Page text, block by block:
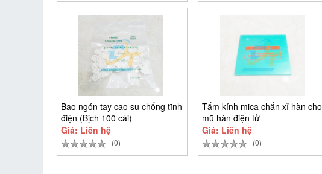
Bao ngón tay cao su chống tĩnh
điện (Bịch 100 cái)
Giá: Liên hệ
(0)
Tấm kính mica chắn xỉ hàn cho
mũ hàn điện tử
Giá: Liên hệ
(0)